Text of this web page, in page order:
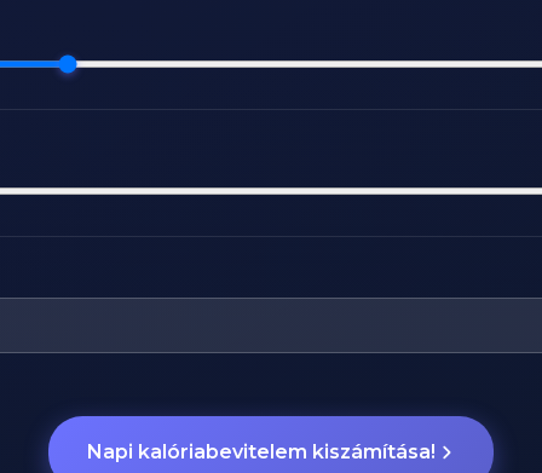
Napi kalóriabevitelem kiszámítása!